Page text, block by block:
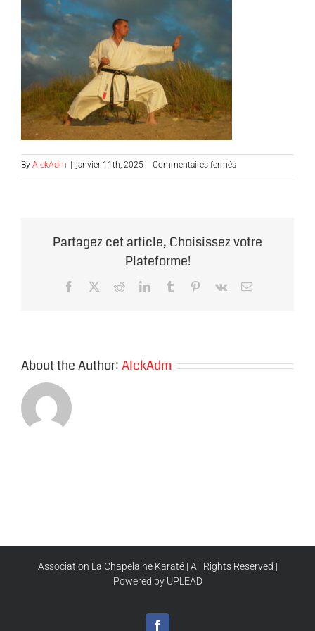
By AlckAdm janvier 11th, 2025 Commentaires ferméssur
David
Partagez cet article, Choisissez votre
Plateforme!
Facebook RedditLinkedInTumblr Pinterest
Vk Email
About the Author:AlckAdm
Association La Chapelaine Karaté | All Rights Reserved |
Powered by UPLEAD